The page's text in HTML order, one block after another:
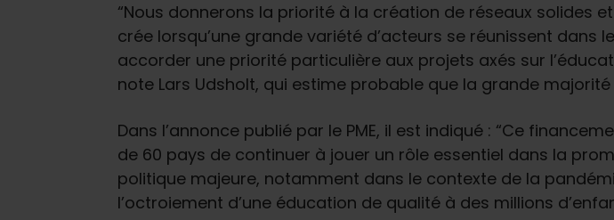
“Nous donnerons la priorité à la création de réseaux solides
crée lorsqu’une grande variété d’acteurs se réunissent dans
accorder une priorité particulière aux projets axés sur
note Lars Udsholt, qui estime probable que la grande
Dans l’annonce publié par le PME, il est indiqué : “Ce
de 60 pays de continuer à jouer un rôle essentiel dans la
politique majeure, notamment dans le contexte de la
l’octroiement d’une éducation de qualité à des millions